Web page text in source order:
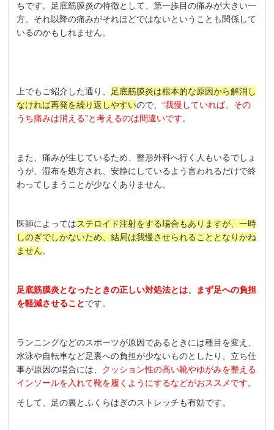
ちです。足底筋膜炎の特徴として、第一歩目の痛みが大きい一
方、それ以降の痛みがそれほどではないということも関係して
いるのかもしれません。
上でもご紹介した通り、 足底筋膜炎は根本的な原因から解消し
なければ再発を繰り返しやすいので、“我慢していれば、その
うち痛みは消える”と考えるのは間違いです。
また、痛みが生じているため、整形外科へ行く人もいるでしょ
うが、湿布を処方され、安静にしているよう言われるだけで終
わってしまうことが少なくありません。
医師によってはステロイド注射をする場合もありますが、一時
しのぎでしかないため、結局は我慢させられることとなりかね
ません。
足底筋膜炎となったときの正しい対処法とは、まず足への負担
を軽減させることです。
ランニングなどのスポーツが原因であるときには種目を変え、
水泳や自転車など足裏への負担が少ないものとしたり、立ち仕
事が原因の場合には、 クッション性の高い靴やゆがみを整える
インソールを入れて靴を履くようにするなどがおススメです。
そして、足の裏とふくらはぎのストレッチも有効です。